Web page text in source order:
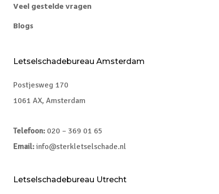
Veel gestelde vragen
Blogs
Letselschadebureau Amsterdam
Postjesweg 170
1061 AX, Amsterdam
Telefoon: 020 – 369 01 65
Email: info@sterkletselschade.nl
Letselschadebureau Utrecht